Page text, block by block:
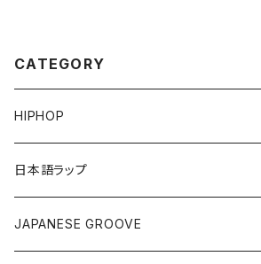
CATEGORY
HIPHOP
12"/7"
80'S OLD SCHOOL
LP
日本語ラップ
12"/7"
JAPANESE GROOVE